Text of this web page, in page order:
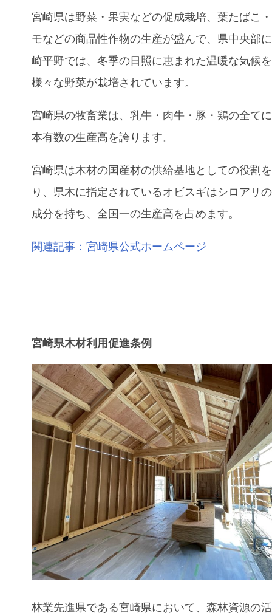
宮崎県は野菜・果実などの促成栽培、葉たばこ
モなどの商品性作物の生産が盛んで、県中央部
崎平野では、冬季の日照に恵まれた温暖な気候
様々な野菜が栽培されています。
宮崎県の牧畜業は、乳牛・肉牛・豚・鶏の全て
本有数の生産高を誇ります。
宮崎県は木材の国産材の供給基地としての役割
り、県木に指定されているオビスギはシロアリ
成分を持ち、全国一の生産高を占めます。
関連記事：宮崎県公式ホームページ
宮崎県木材利用促進条例
林業先進県である宮崎県において、森林資源の